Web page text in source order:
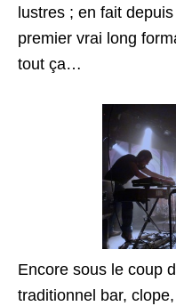
lustres ; en fait
premier vrai long
tout ça…
Encore sous le coup
traditionnel bar,